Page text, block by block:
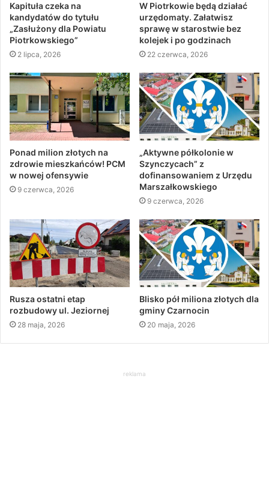
Kapituła czeka na
kandydatów do tytułu
„Zasłużony dla Powiatu
Piotrkowskiego”
2 lipca, 2026
W Piotrkowie będą działać
urzędomaty. Załatwisz
sprawę w starostwie bez
kolejek i po godzinach
22 czerwca, 2026
Ponad milion złotych na
zdrowie mieszkańców! PCM
w nowej ofensywie
9 czerwca, 2026
„Aktywne półkolonie w
Szynczycach” z
dofinansowaniem z Urzędu
Marszałkowskiego
9 czerwca, 2026
Rusza ostatni etap
rozbudowy ul. Jeziornej
28 maja, 2026
Blisko pół miliona złotych dla
gminy Czarnocin
20 maja, 2026
reklama